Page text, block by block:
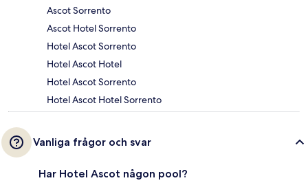
Ascot Sorrento
Ascot Hotel Sorrento
Hotel Ascot Sorrento
Hotel Ascot Hotel
Hotel Ascot Sorrento
Hotel Ascot Hotel Sorrento
Vanliga frågor och svar
Har Hotel Ascot någon pool?